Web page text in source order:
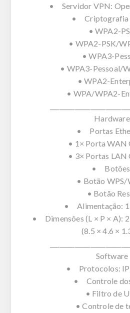
• Servidor VPN:
• Criptografia
• WPA2-
• WPA2-PSK/
• WPA3-
• WPA3-Pessoal/
• WPA2-
• WPA/WPA2-
Hardware
• Portas
• 1× Porta WAN
• 3× Portas
•
• Botão WPS/
• Botão
• Alimentação:
• Dimensões (L × P × A):
(8.5 × 4.6 ×
Software
• Protocolos:
• Controle
• Filtro de
• Controle de